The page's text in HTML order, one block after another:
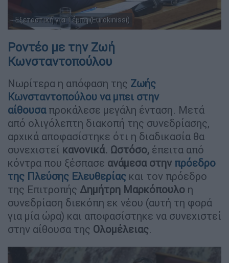
Εξεταστική για Τέμπη (Eurokinissi)
Ροντέο με την Ζωή
Κωνσταντοπούλου
Νωρίτερα η απόφαση της Ζωής
Κωνσταντοπούλου να μπει στην
αίθουσαπροκάλεσε μεγάλη ένταση. Μετά
από ολιγόλεπτη διακοπή της συνεδρίασης,
αρχικά αποφασίστηκε ότι η διαδικασία θα
συνεχιστεί κανονικά. Ωστόσο, έπειτα από
κόντρα που ξέσπασε ανάμεσα στην πρόεδρο
της Πλεύσης Ελευθερίας και τον πρόεδρο
της Επιτροπής Δημήτρη Μαρκόπουλο η
συνεδρίαση διεκόπη εκ νέου (αυτή τη φορά
για μία ώρα) και αποφασίστηκε να συνεχιστεί
στην αίθουσα της Ολομέλειας.